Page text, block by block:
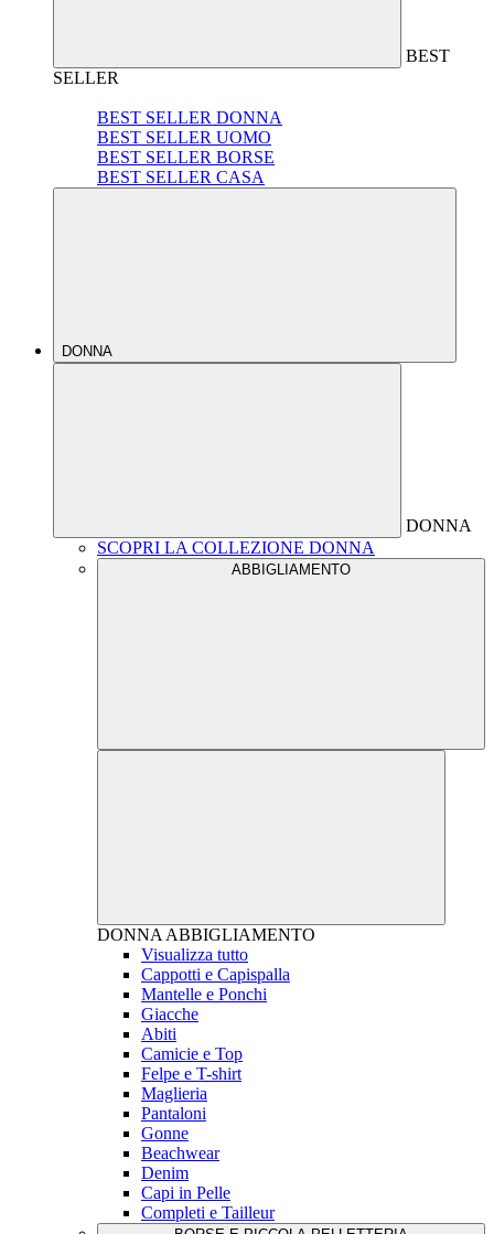
BEST
SELLER
BEST SELLER DONNA
BEST SELLER UOMO
BEST SELLER BORSE
BEST SELLER CASA
DONNA
DONNA
SCOPRI LA COLLEZIONE DONNA
ABBIGLIAMENTO
DONNA ABBIGLIAMENTO
Visualizza tutto
Cappotti e Capispalla
Mantelle e Ponchi
Giacche
Abiti
Camicie e Top
Felpe e T-shirt
Maglieria
Pantaloni
Gonne
Beachwear
Denim
Capi in Pelle
Completi e Tailleur